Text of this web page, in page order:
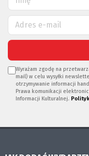
Wyrażam zgodę na
mail) w celu wysyłki
otrzymywanie informacji
Prawa komunikacji
Informacji Kulturalnej.